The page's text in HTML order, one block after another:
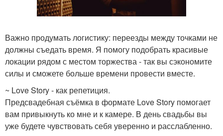
Важно продумать логистику: переезды между точками не
должны съедать время. Я помогу подобрать красивые
локации рядом с местом торжества - так вы сэкономите
силы и сможете больше времени провести вместе.
~ Love Story - как репетиция.
Предсвадебная съёмка в формате Love Story помогает
вам привыкнуть ко мне и к камере. В день свадьбы вы
уже будете чувствовать себя уверенно и расслабленно.